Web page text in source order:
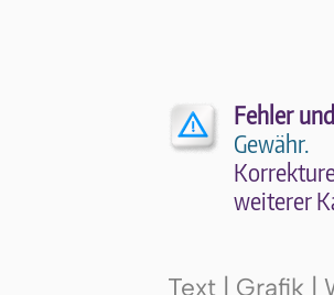
Fehler
Gewähr.
wei­te­rer
Text | Grafik |